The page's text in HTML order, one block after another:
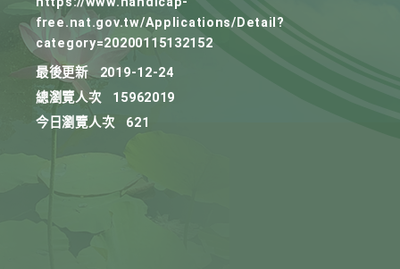
free.nat.gov.tw/Applications/Detail?
category=20200115132152
最後更新
2019-12-24
總瀏覽人次
15962019
今日瀏覽人次
621